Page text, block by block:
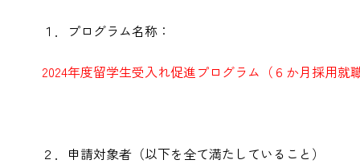
１．プログラム名称：
2024年度留学生受入れ促進プログラム（６か月採用就
２．申請対象者（以下を全て満たしていること）